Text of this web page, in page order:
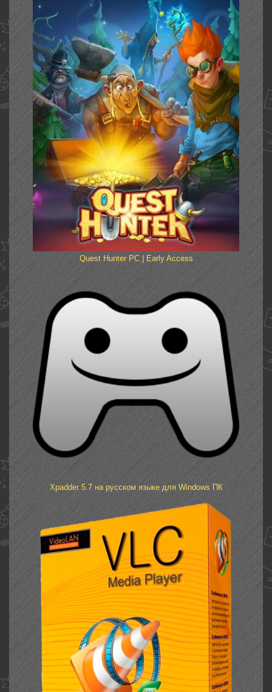
Quest Hunter PC | Early Access
Xpadder 5.7 на русском языке для Windows ПК